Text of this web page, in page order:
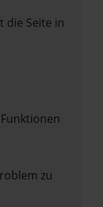
die Seite in
zu